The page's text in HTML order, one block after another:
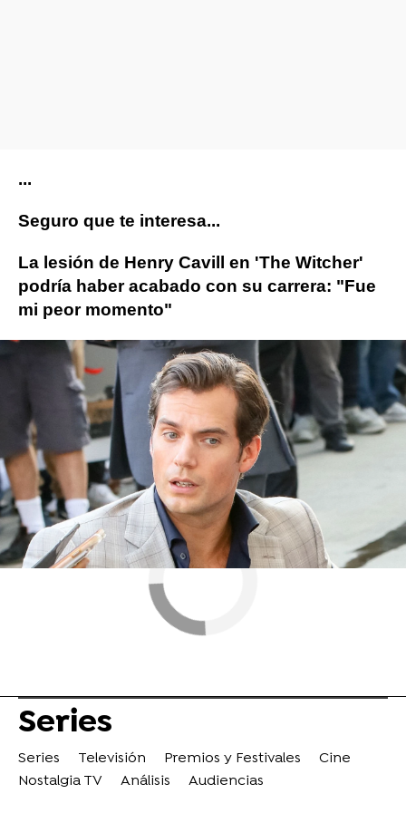
...
Seguro que te interesa...
La lesión de Henry Cavill en 'The Witcher'
podría haber acabado con su carrera: "Fue
mi peor momento"
ObjetivoTV » Series
Henry Cavill
Series
Series Televisión Premios y Festivales
Cine
Nostalgia TV
Análisis Audiencias